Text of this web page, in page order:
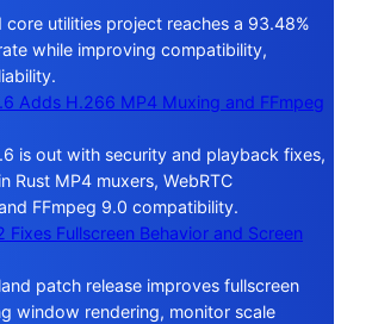
core utilities project reaches a 93.48%
while improving compatibility,
Adds H.266 MP4 Muxing and FFmpeg
is out with security and playback fixes,
Rust MP4 muxers, WebRTC
FFmpeg 9.0 compatibility.
Fullscreen Behavior and Screen
patch release improves fullscreen
window rendering, monitor scale